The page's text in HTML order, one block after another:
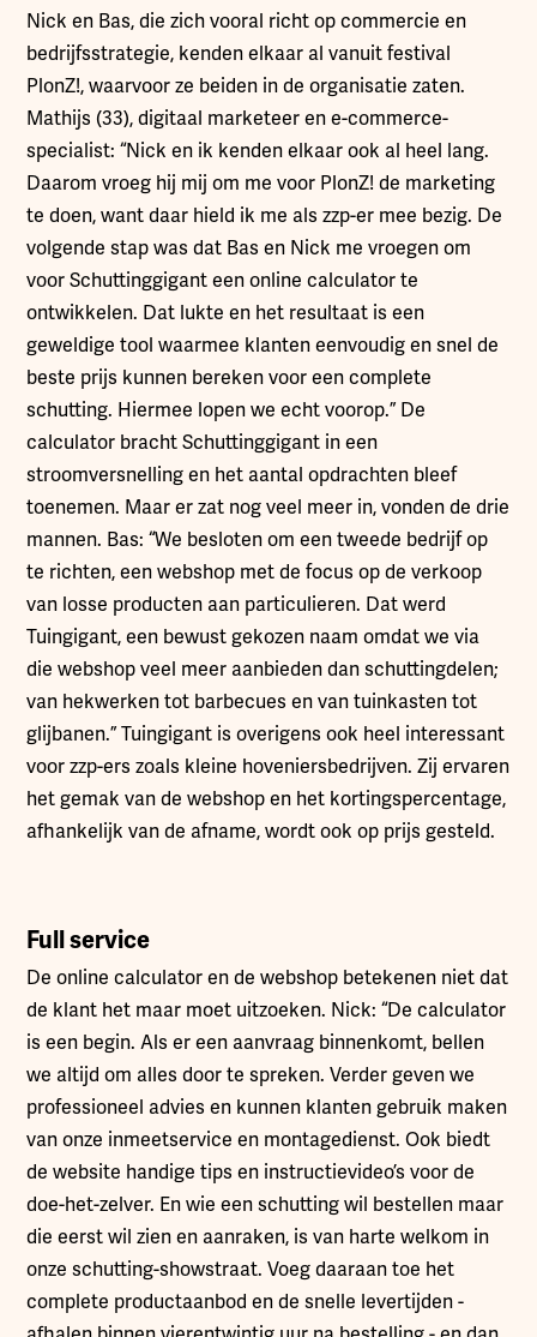
Nick en Bas, die zich vooral richt op commercie en
bedrijfsstrategie, kenden elkaar al vanuit festival
PlonZ!, waarvoor ze beiden in de organisatie zaten.
Mathijs (33), digitaal marketeer en e-commerce-
specialist: “Nick en ik kenden elkaar ook al heel lang.
Daarom vroeg hij mij om me voor PlonZ! de marketing
te doen, want daar hield ik me als zzp-er mee bezig. De
volgende stap was dat Bas en Nick me vroegen om
voor Schuttinggigant een online calculator te
ontwikkelen. Dat lukte en het resultaat is een
geweldige tool waarmee klanten eenvoudig en snel de
beste prijs kunnen bereken voor een complete
schutting. Hiermee lopen we echt voorop.” De
calculator bracht Schuttinggigant in een
stroomversnelling en het aantal opdrachten bleef
toenemen. Maar er zat nog veel meer in, vonden de drie
mannen. Bas: “We besloten om een tweede bedrijf op
te richten, een webshop met de focus op de verkoop
van losse producten aan particulieren. Dat werd
Tuingigant, een bewust gekozen naam omdat we via
die webshop veel meer aanbieden dan schuttingdelen;
van hekwerken tot barbecues en van tuinkasten tot
glijbanen.” Tuingigant is overigens ook heel interessant
voor zzp-ers zoals kleine hoveniersbedrijven. Zij ervaren
het gemak van de webshop en het kortingspercentage,
afhankelijk van de afname, wordt ook op prijs gesteld.
Full service
De online calculator en de webshop betekenen niet dat
de klant het maar moet uitzoeken. Nick: “De calculator
is een begin. Als er een aanvraag binnenkomt, bellen
we altijd om alles door te spreken. Verder geven we
professioneel advies en kunnen klanten gebruik maken
van onze inmeetservice en montagedienst. Ook biedt
de website handige tips en instructievideo’s voor de
doe-het-zelver. En wie een schutting wil bestellen maar
die eerst wil zien en aanraken, is van harte welkom in
onze schutting-showstraat. Voeg daaraan toe het
complete productaanbod en de snelle levertijden -